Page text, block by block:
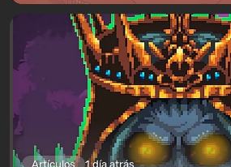
Artículos 1 día atrás